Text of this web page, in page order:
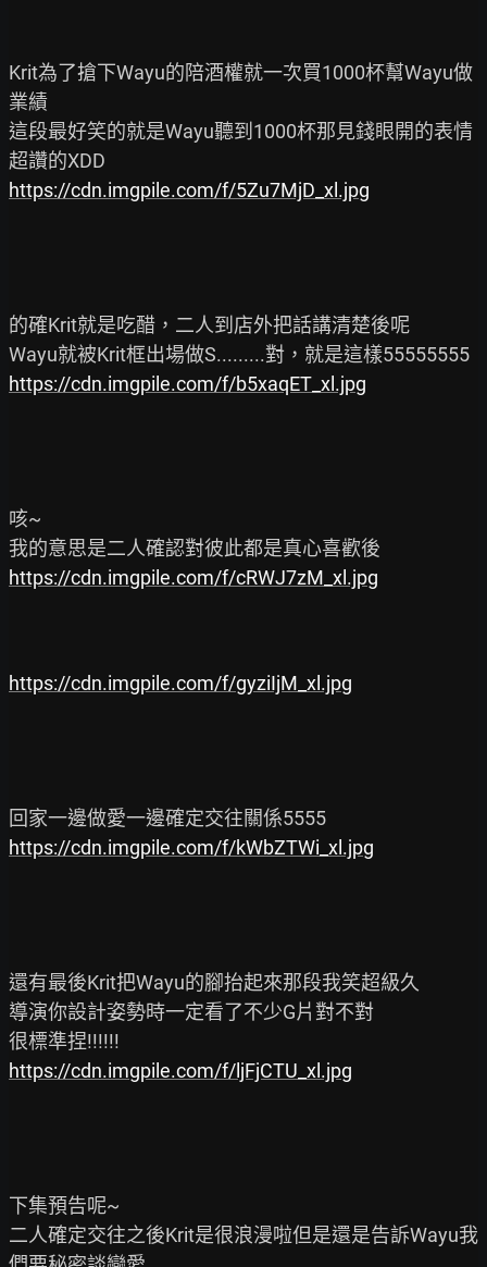
Krit為了搶下Wayu的陪酒權就一次買1000杯幫Wayu做
業績
這段最好笑的就是Wayu聽到1000杯那見錢眼開的表情
https://cdn.imgpile.com/f/5Zu7MjD_xl.jpg
的確Krit就是吃醋，二人到店外把話講清楚後呢
https://cdn.imgpile.com/f/b5xaqET_xl.jpg
咳~
https://cdn.imgpile.com/f/cRWJ7zM_xl.jpg
https://cdn.imgpile.com/f/gyziIjM_xl.jpg
https://cdn.imgpile.com/f/kWbZTWi_xl.jpg
還有最後Krit把Wayu的腳抬起來那段我笑超級久
導演你設計姿勢時一定看了不少G片對不對
https://cdn.imgpile.com/f/ljFjCTU_xl.jpg
下集預告呢~
二人確定交往之後Krit是很浪漫啦但是還是告訴Wayu我